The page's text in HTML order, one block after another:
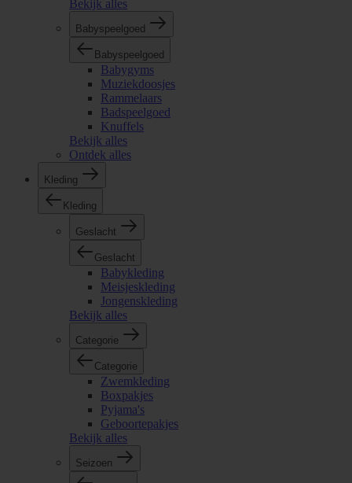
Bekijk alles
Babyspeelgoed
Babyspeelgoed
Babygyms
Muziekdoosjes
Rammelaars
Badspeelgoed
Knuffels
Bekijk alles
Ontdek alles
Kleding
Kleding
Geslacht
Geslacht
Babykleding
Meisjeskleding
Jongenskleding
Bekijk alles
Categorie
Categorie
Zwemkleding
Boxpakjes
Pyjama's
Geboortepakjes
Bekijk alles
Seizoen